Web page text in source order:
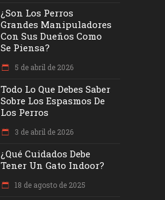
¿Son Los Perros
Grandes Manipuladores
Con Sus Dueños Como
Se Piensa?
5 de abril de 2026
Todo Lo Que Debes Saber
Sobre Los Espasmos De
Los Perros
3 de abril de 2026
¿Qué Cuidados Debe
Tener Un Gato Indoor?
18 de agosto de 2025